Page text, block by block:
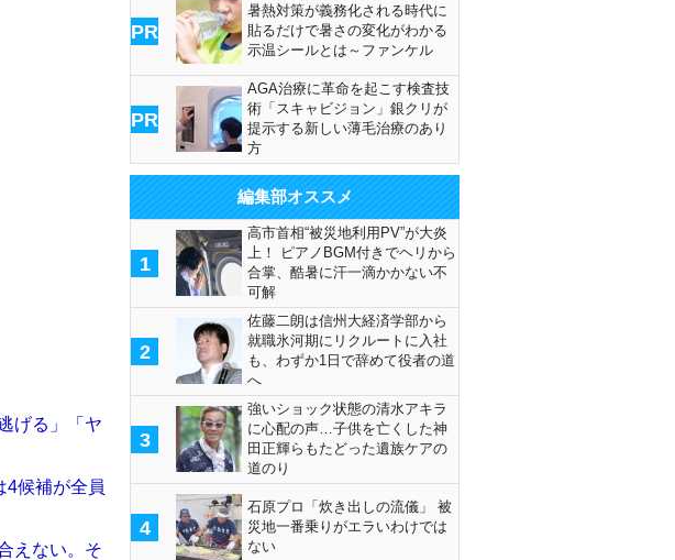
げる」「ヤ
4候補が全員
えない。そ
PR
暑熱対策が義務化される時代に
貼るだけで暑さの変化がわかる
示温シールとは～ファンケル
PR
AGA治療に革命を起こす検査技
術「スキャビジョン」銀クリが
提示する新しい薄毛治療のあり
方
編集部オススメ
1
高市首相“被災地利用PV”が大炎
上！ ピアノBGM付きでヘリから
合掌、酷暑に汗一滴かかない不
可解
2
佐藤二朗は信州大経済学部から
就職氷河期にリクルートに入社
も、わずか1日で辞めて役者の道
へ
3
強いショック状態の清水アキラ
に心配の声…子供を亡くした神
田正輝らもたどった遺族ケアの
道のり
4
石原プロ「炊き出しの流儀」 被
災地一番乗りがエラいわけでは
ない